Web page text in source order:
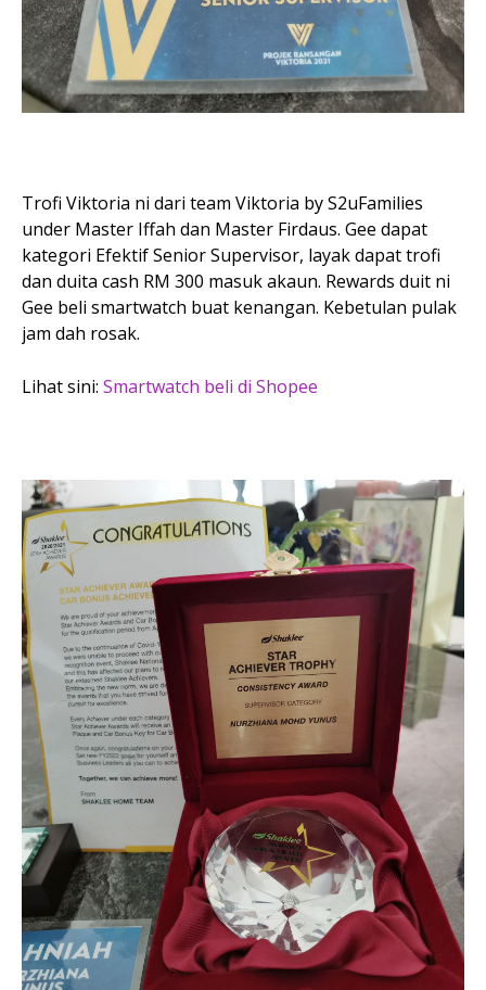
Trofi Viktoria ni dari team Viktoria by S2uFamilies
under Master Iffah dan Master Firdaus. Gee dapat
kategori Efektif Senior Supervisor, layak dapat trofi
dan duita cash RM 300 masuk akaun. Rewards duit ni
Gee beli smartwatch buat kenangan. Kebetulan pulak
jam dah rosak.
Lihat sini: Smartwatch beli di Shopee